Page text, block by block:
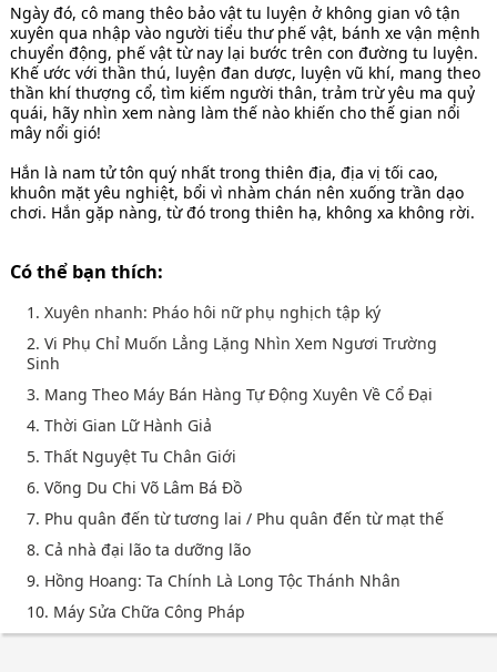
Ngày đó, cô mang thêo bảo vật tu luyện ở không gian vô tận
xuyên qua nhập vào người tiểu thư phế vật, bánh xe vận mệnh
chuyển động, phế vật từ nay lại bước trên con đường tu luyện.
Khế ước với thần thú, luyện đan dược, luyện vũ khí, mang theo
thần khí thượng cổ, tìm kiếm người thân, trảm trừ yêu ma quỷ
quái, hãy nhìn xem nàng làm thế nào khiến cho thế gian nổi
mây nổi gió!
Hắn là nam tử tôn quý nhất trong thiên địa, địa vị tối cao,
khuôn mặt yêu nghiệt, bổi vì nhàm chán nên xuống trần dạo
chơi. Hắn gặp nàng, từ đó trong thiên hạ, không xa không rời.
Có thể bạn thích:
1. Xuyên nhanh: Pháo hôi nữ phụ nghịch tập ký
2. Vi Phụ Chỉ Muốn Lẳng Lặng Nhìn Xem Ngươi Trường
Sinh
3. Mang Theo Máy Bán Hàng Tự Động Xuyên Về Cổ Đại
4. Thời Gian Lữ Hành Giả
5. Thất Nguyệt Tu Chân Giới
6. Võng Du Chi Võ Lâm Bá Đồ
7. Phu quân đến từ tương lai / Phu quân đến từ mạt thế
8. Cả nhà đại lão ta dưỡng lão
9. Hồng Hoang: Ta Chính Là Long Tộc Thánh Nhân
10. Máy Sửa Chữa Công Pháp